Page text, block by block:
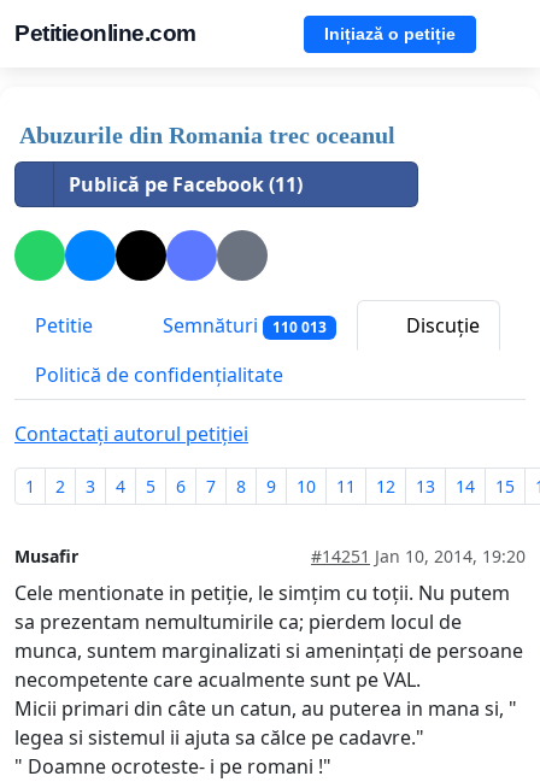
Petitieonline.com Inițiază o petiție
Abuzurile din Romania trec oceanul
Publică pe Facebook (11)
Petitie Semnături 110 013
Discuție
Politică de confidențialitate
Contactați autorul petiției
1 2 3 4 5 6 7 8 9 10 11 12 13 14 15
Musafir #14251 Jan 10, 2014, 19:20
Cele mentionate in petiție, le simțim cu toții. Nu putem
sa prezentam nemultumirile ca; pierdem locul de
munca, suntem marginalizati si amenințați de persoane
necompetente care acualmente sunt pe VAL.
Micii primari din câte un catun, au puterea in mana si, "
legea si sistemul ii ajuta sa călce pe cadavre."
" Doamne ocroteste- i pe romani !"